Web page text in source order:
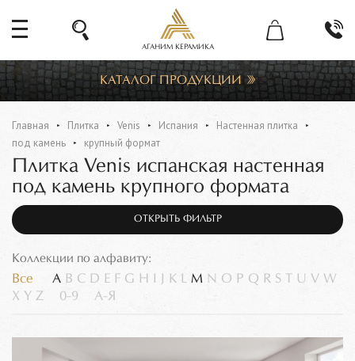
АГАНИМ КЕРАМИКА
КАТАЛОГ ПРОДУКЦИИ
Главная Плитка Venis Испания
Настенная плитка
под камень
крупный формат
Плитка Venis испанская настенная
под камень крупного формата
ОТКРЫТЬ ФИЛЬТР
Коллекции по алфавиту:
Все A B C D E F G H K L M N O P Q R S U V W
X Y Z 0-9 А-Я